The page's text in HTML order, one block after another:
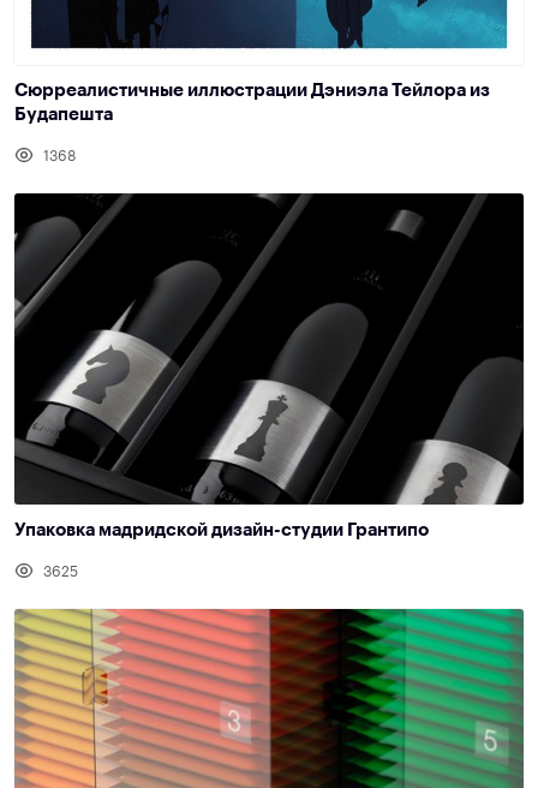
Сюрреалистичные иллюстрации Дэниэла Тейлора из
Будапешта
1368
Упаковка мадридской дизайн-студии Грантипо
3625